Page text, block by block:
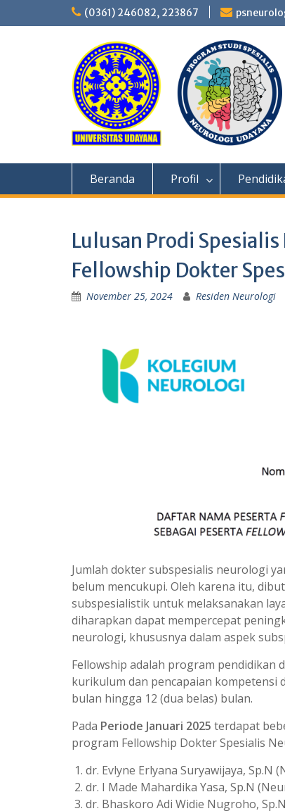
(0361) 246082, 223867
Beranda Profil
Lulusan Prodi
Fellowship Dokter
November 25, 2024 Residen Neurologi
Jumlah dokter subspesialis neurologi
belum mencukupi. Oleh karena itu,
subspesialistik untuk melaksanakan
diharapkan dapat mempercepat
neurologi, khususnya dalam aspek
Fellowship adalah program pendidikan
kurikulum dan pencapaian kompetensi
bulan hingga 12 (dua belas) bulan.
Pada Periode Januari 2025 terdapat
program Fellowship Dokter Spesialis
dr. Evlyne Erlyana Suryawijaya, Sp.N
dr. I Made Mahardika Yasa, Sp.N
dr. Bhaskoro Adi Widie Nugroho,